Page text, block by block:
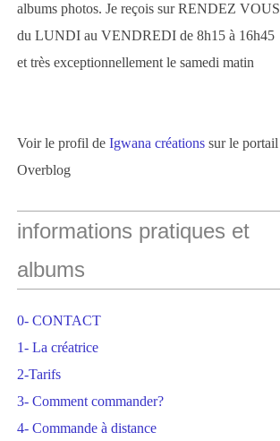
albums photos. Je reçois sur RENDEZ VOUS
du LUNDI au VENDREDI de 8h15 à 16h45
et très exceptionnellement le samedi matin
Voir le profil de Igwana créations sur le portail
Overblog
informations pratiques et
albums
0- CONTACT
1- La créatrice
2-Tarifs
3- Comment commander?
4- Commande à distance